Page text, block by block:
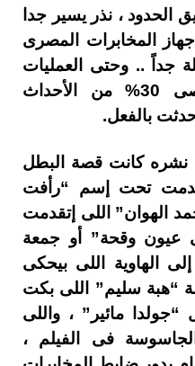
الحدود ، نذر يسير جدا
المخابرات المصرى
جداً .. وحتى العمليات
دى كانت تمثل بحد أقصى 30% من الأحداث
بالفعل.
نشره كانت قصة البطل
تحت إسم “رأفت
الهوان” اللى إتقدمت
عيون وقحة” أو جمعة
الهاوية اللى بيحكى
“هبة سليم” اللى بكت
“جولدا مائير” ، واللى
فى الفيلم ،